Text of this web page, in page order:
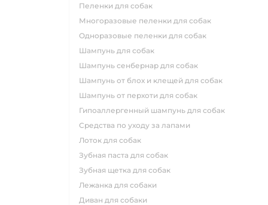
пеленки для собак
многоразовые пеленки для собак
одноразовые пеленки для собак
шампунь для собак
шампунь сенбернар для собак
шампунь от блох и клещей для собак
шампунь от перхоти для собак
гипоаллергенный шампунь для собак
средства по уходу за лапами
лоток для собак
зубная паста для собак
зубная щетка для собак
лежанка для собаки
диван для собаки